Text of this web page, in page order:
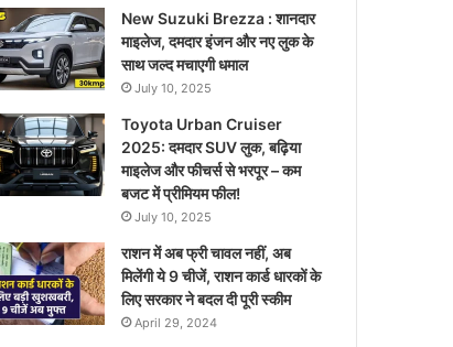
New Suzuki Brezza : शानदार
माइलेज, दमदार इंजन और नए लुक के
साथ जल्द मचाएगी धमाल
July 10, 2025
Toyota Urban Cruiser
2025: दमदार SUV लुक, बढ़िया
माइलेज और फीचर्स से भरपूर – कम
बजट में प्रीमियम फील!
July 10, 2025
राशन में अब फ्री चावल नहीं, अब
मिलेंगी ये 9 चीजें, राशन कार्ड धारकों के
लिए सरकार ने बदल दी पूरी स्कीम
April 29, 2024